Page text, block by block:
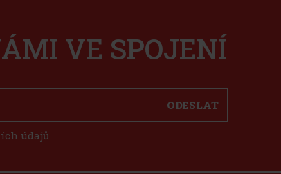
VE SPOJENÍ
ODESLAT
údajů